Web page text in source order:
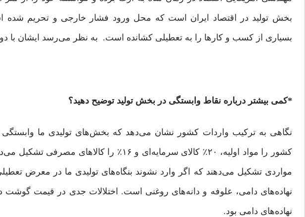
بخش تولید در اقتصاد ایران است که محل ورود فشار خارجی و تحریم شده
بسیاری از کسب ‌و کارها را به تعطیلی کشانده است. به نظر می‌رسد ایشان با
*کمی بیشتر درباره نقاط وابستگی در بخش تولید توضیح دهید؟
مواردی تشکیل می‌دهند که اگر وارد نشوند بنگاه‌های تولیدی ما در معرض
نهاده‌های دامی، علوفه و دانه‌های روغنی است. اختلالات جدی در قیمت
نهاده‌های دامی بود.